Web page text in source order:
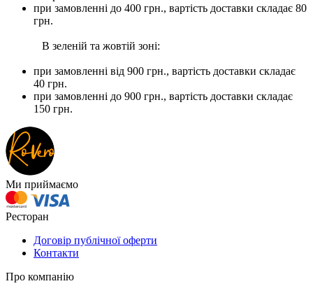
при замовленні до 400 грн., вартість доставки складає 80
грн.
В зеленій та жовтій зоні:
при замовленні вiд 900 грн., вартість доставки складає
40 грн.
при замовленні до 900 грн., вартість доставки складає
150 грн.
Ми приймаємо
Ресторан
Договір публічної оферти
Контакти
Про компанію